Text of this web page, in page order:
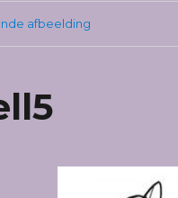
afbeelding